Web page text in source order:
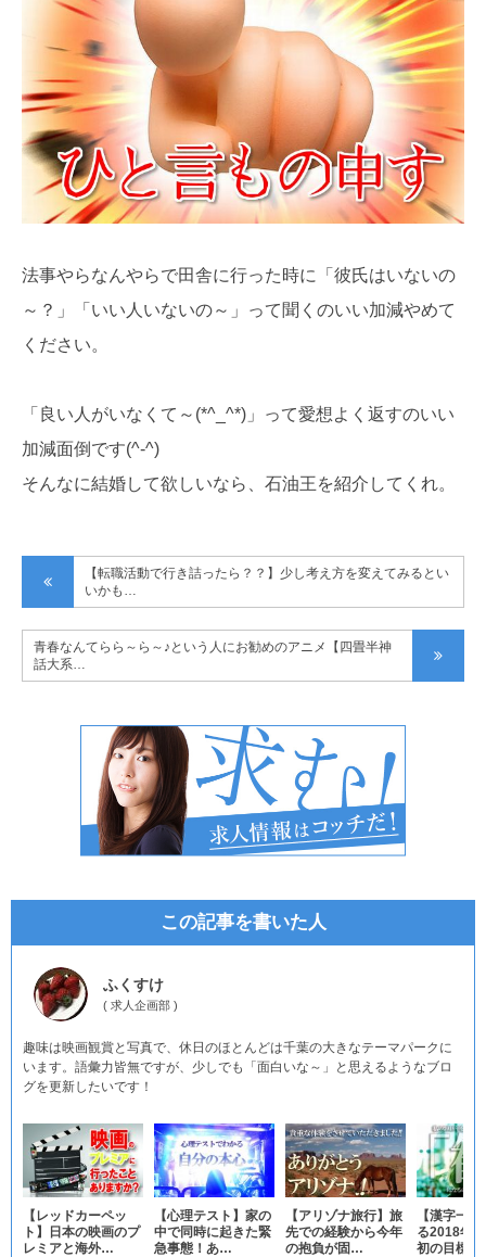
法事やらなんやらで田舎に行った時に「彼氏はいないの
～？」「いい人いないの～」って聞くのいい加減やめて
ください。
「良い人がいなくて～(*^_^*)」って愛想よく返すのいい
加減面倒です(^-^)
そんなに結婚して欲しいなら、石油王を紹介してくれ。
【転職活動で行き詰ったら？？】少し考え方を変えてみるとい
いかも…
青春なんてらら～ら～♪という人にお勧めのアニメ【四畳半神
話大系…
この記事を書いた人
ふくすけ
( 求人企画部 )
趣味は映画観賞と写真で、休日のほとんどは千葉の大きなテーマパークに
います。語彙力皆無ですが、少しでも「面白いな～」と思えるようなブロ
グを更新したいです！
【レッドカーペッ
ト】日本の映画のプ
レミアと海外…
【心理テスト】家の
中で同時に起きた緊
急事態！あ…
【アリゾナ旅行】旅
先での経験から今年
の抱負が固…
【漢字一
る2018年
初の目標…